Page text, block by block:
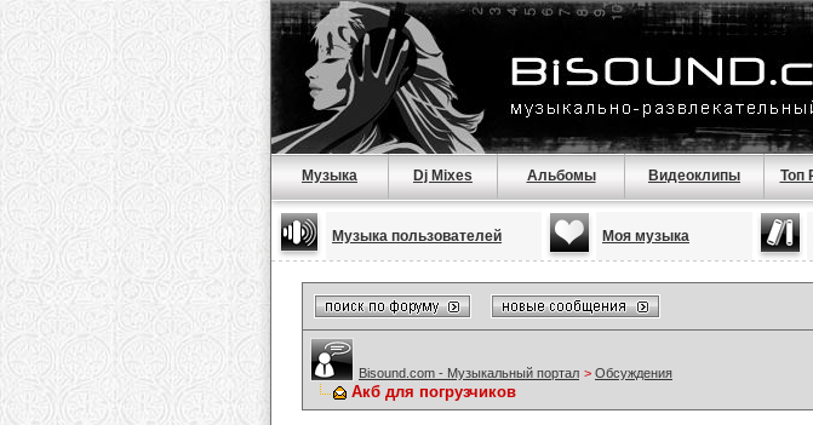
Музыка Dj Mixes Альбомы Видеоклипы Топ
Музыка пользователей Моя музыка
Bisound.com - Музыкальный портал > Обсуждения
Акб для погрузчиков